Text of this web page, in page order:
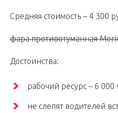
Средняя стоимость – 4 300
фара противотуманная
Достоинства:
рабочий ресурс – 6 000
не слепят водителей